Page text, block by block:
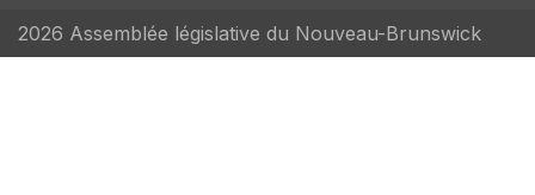
2026 Assemblée législative du Nouveau-Brunswick